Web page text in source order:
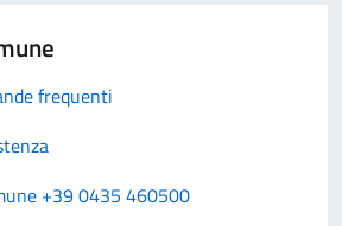
frequenti
+39 0435 460500